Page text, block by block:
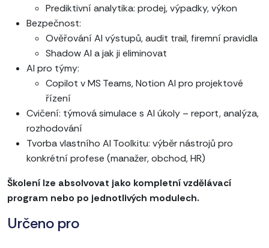
Prediktivní analytika: prodej, výpadky, výkon
Bezpečnost:
Ověřování AI výstupů, audit trail, firemní pravidla
Shadow AI a jak ji eliminovat
AI pro týmy:
Copilot v MS Teams, Notion AI pro projektové
řízení
Cvičení: týmová simulace s AI úkoly – report, analýza,
rozhodování
Tvorba vlastního AI Toolkitu: výběr nástrojů pro
konkrétní profese (manažer, obchod, HR)
Školení lze absolvovat jako kompletní vzdělávací
program nebo po jednotlivých modulech.
Určeno pro